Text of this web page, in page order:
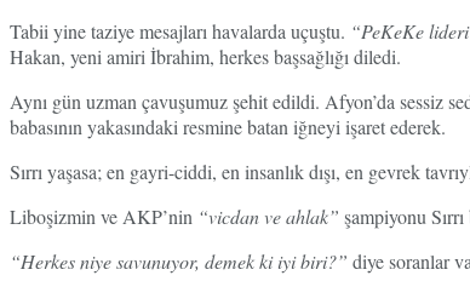
Tabii yine taziye mesajları havalarda uçuştu. “PeKeKe
Hakan, yeni amiri İbrahim, herkes başsağlığı diledi.
Aynı gün uzman çavuşumuz şehit edildi. Afyon’da sessiz
babasının yakasındaki resmine batan iğneyi işaret ederek.
Sırrı yaşasa; en gayri-ciddi, en insanlık dışı, en gevrek
Liboşizmin ve AKP’nin “vicdan ve ahlak” şampiyonu
“Herkes niye savunuyor, demek ki iyi biri?” diye soranlar